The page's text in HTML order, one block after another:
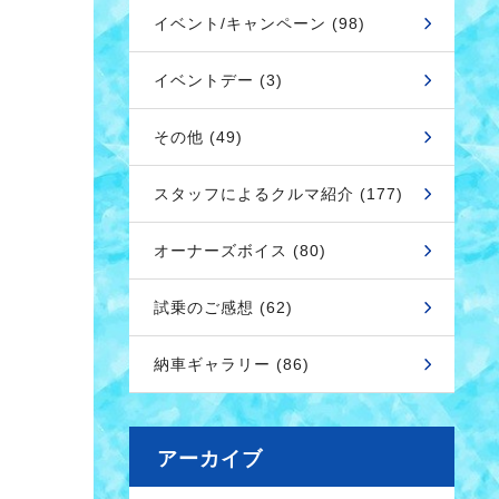
イベント/キャンペーン (98)
イベントデー (3)
その他 (49)
スタッフによるクルマ紹介 (177)
オーナーズボイス (80)
試乗のご感想 (62)
納車ギャラリー (86)
アーカイブ